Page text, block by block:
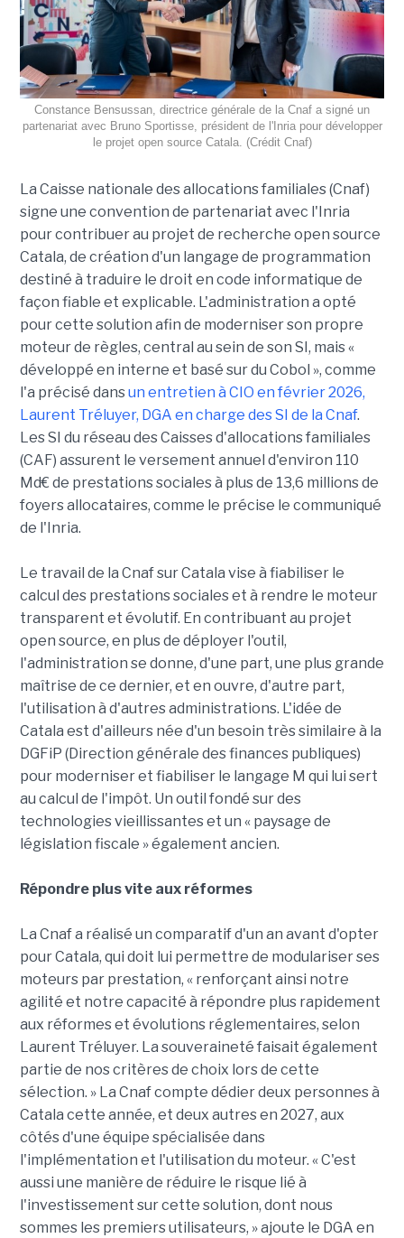
Constance Bensussan, directrice générale de la Cnaf a signé un
partenariat avec Bruno Sportisse, président de l'Inria pour développer
le projet open source Catala. (Crédit Cnaf)
La Caisse nationale des allocations familiales (Cnaf)
signe une convention de partenariat avec l'Inria
pour contribuer au projet de recherche open source
Catala, de création d'un langage de programmation
destiné à traduire le droit en code informatique de
façon fiable et explicable. L'administration a opté
pour cette solution afin de moderniser son propre
moteur de règles, central au sein de son SI, mais «
développé en interne et basé sur du Cobol », comme
l'a précisé dansun entretien à CIO en février 2026,
Laurent Tréluyer, DGA en charge des SI de la Cnaf.
Les SI du réseau des Caisses d'allocations familiales
(CAF) assurent le versement annuel d'environ 110
Md€ de prestations sociales à plus de 13,6 millions de
foyers allocataires, comme le précise le communiqué
de l'Inria.
Le travail de la Cnaf sur Catala vise à fiabiliser le
calcul des prestations sociales et à rendre le moteur
transparent et évolutif. En contribuant au projet
open source, en plus de déployer l'outil,
l'administration se donne, d'une part, une plus grande
maîtrise de ce dernier, et en ouvre, d'autre part,
l'utilisation à d'autres administrations. L'idée de
Catala est d'ailleurs née d'un besoin très similaire à la
DGFiP (Direction générale des finances publiques)
pour moderniser et fiabiliser le langage M qui lui sert
au calcul de l'impôt. Un outil fondé sur des
technologies vieillissantes et un « paysage de
législation fiscale » également ancien.
Répondre plus vite aux réformes
La Cnaf a réalisé un comparatif d'un an avant d'opter
pour Catala, qui doit lui permettre de modulariser ses
moteurs par prestation, « renforçant ainsi notre
agilité et notre capacité à répondre plus rapidement
aux réformes et évolutions réglementaires, selon
Laurent Tréluyer. La souveraineté faisait également
partie de nos critères de choix lors de cette
sélection. » La Cnaf compte dédier deux personnes à
Catala cette année, et deux autres en 2027, aux
côtés d'une équipe spécialisée dans
l'implémentation et l'utilisation du moteur. « C'est
aussi une manière de réduire le risque lié à
l'investissement sur cette solution, dont nous
sommes les premiers utilisateurs, » ajoute le DGA en